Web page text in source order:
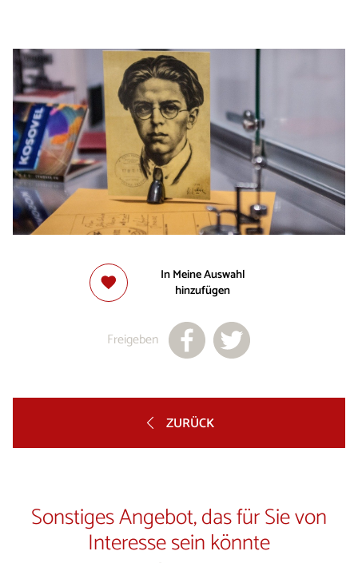
In Meine Auswahl
hinzufügen
Freigeben
ZURÜCK
Sonstiges Angebot, das für Sie von
Interesse sein könnte